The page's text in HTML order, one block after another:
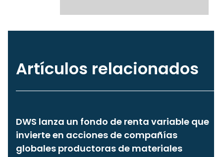
Artículos relacionados
DWS lanza un fondo de renta variable que
invierte en acciones de compañías
globales productoras de materiales